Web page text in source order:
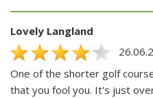
Lovely Langland
One of the shorter golf
that you fool you. It's just